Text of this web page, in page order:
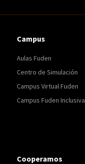
Campus
Aulas Fuden
Centro de Simulación
Campus Virtual Fuden
Campus Fuden Inclusiva
Cooperamos